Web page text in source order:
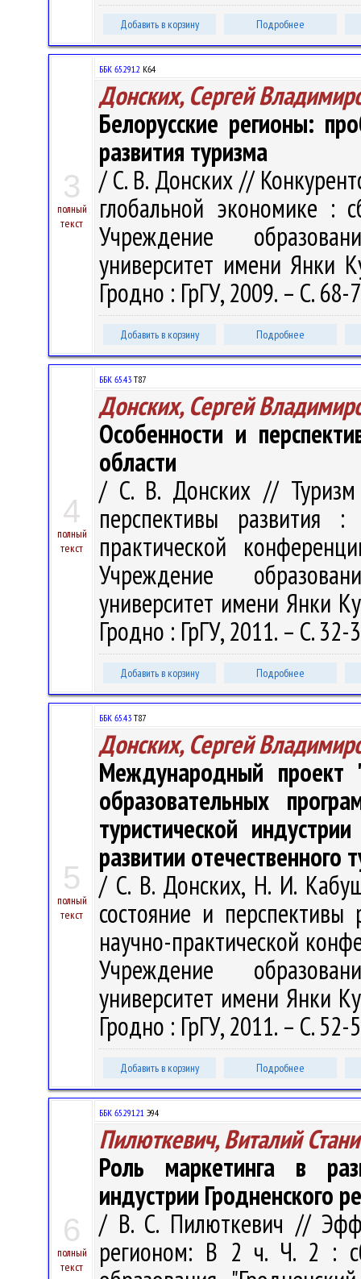
Добавить в корзину Подробнее
3
полный
текст
ББК 65.291.2 К64
Донских, Сергей
Белорусские регионы:
развития туризма
/ С. В. Донских //
глобальной экономике
Учреждение
университет имени Янки
Гродно : ГрГУ, 2009. – С. 68-
Добавить в корзину Подробнее
4
полный
текст
ББК 65.43 Т87
Донских, Сергей
Особенности и
области
/ С. В. Донских // Туризм
перспективы развития :
практической
Учреждение
университет имени Янки
Гродно : ГрГУ, 2011. – С. 32-
Добавить в корзину Подробнее
5
полный
текст
ББК 65.43 Т87
Донских, Сергей
Международный проект
образовательных
туристической
развитии отечественного
/ С. В. Донских, Н. И.
состояние и перспективы
научно-практической
Учреждение
университет имени Янки
Гродно : ГрГУ, 2011. – С. 52-
Добавить в корзину Подробнее
6
полный
текст
ББК 65.291.21 Э94
Пилюткевич, Виталий
Роль маркетинга в
индустрии Гродненского
/ В. С. Пилюткевич //
регионом: В 2 ч. Ч. 2 :